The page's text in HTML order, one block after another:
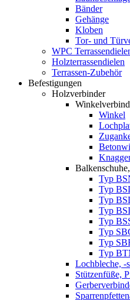
Bänder
Gehänge
Kloben
Tor- und
WPC
Holzterrassendielen
Terrassen-Zubehör
Befestigungen
Holzverbinder
Winkel
Typ
Typ
Typ
Typ BSI
Typ
Typ
Typ
Typ
Lochbleche, -
Stützenfüße,